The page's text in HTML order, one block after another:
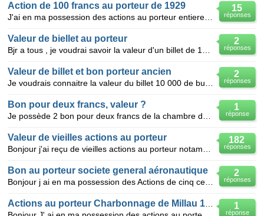
15
réponses
Action de 100 francs au porteur de 1929
2
réponses
Valeur de biellet au porteur
2
réponses
Valeur de billet et bon porteur ancien
1
réponse
Bon pour deux francs, valeur ?
182
réponses
Valeur de vieilles actions au porteur
2
réponses
Bon au porteur societe general aéronautique
1
réponse